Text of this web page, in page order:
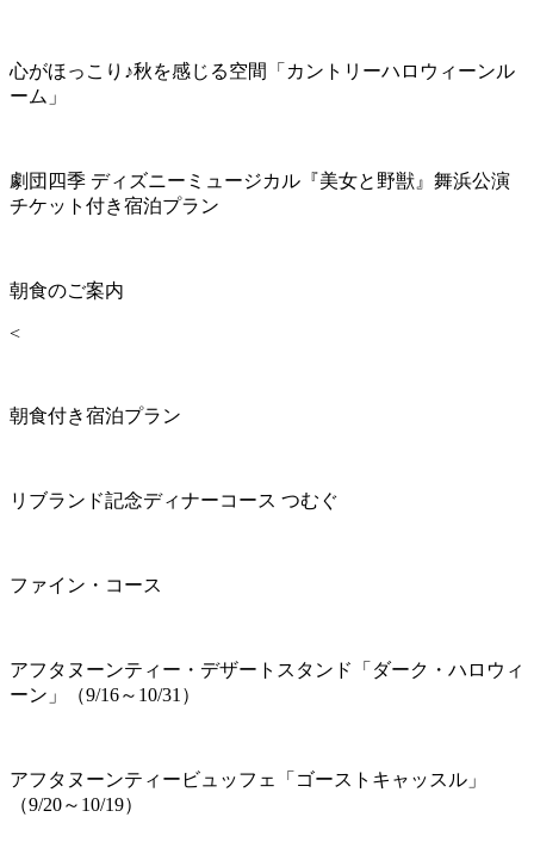
心がほっこり♪秋を感じる空間「カントリーハロウィーンル
ーム」
劇団四季 ディズニーミュージカル『美女と野獣』舞浜公演
チケット付き宿泊プラン
朝食のご案内
<
朝食付き宿泊プラン
リブランド記念ディナーコース つむぐ
ファイン・コース
アフタヌーンティー・デザートスタンド「ダーク・ハロウィ
ーン」（9/16～10/31）
アフタヌーンティービュッフェ「ゴーストキャッスル」
（9/20～10/19）